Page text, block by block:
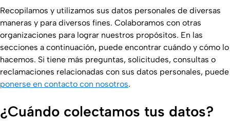
Recopilamos y utilizamos sus datos personales de diversas
maneras y para diversos fines. Colaboramos con otras
organizaciones para lograr nuestros propósitos. En las
secciones a continuación, puede encontrar cuándo y cómo lo
hacemos. Si tiene más preguntas, solicitudes, consultas o
reclamaciones relacionadas con sus datos personales, puede
ponerse en contacto con nosotros.
¿Cuándo colectamos tus datos?